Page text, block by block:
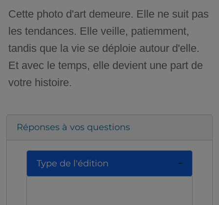
Cette photo d'art demeure. Elle ne suit pas
les tendances. Elle veille, patiemment,
tandis que la vie se déploie autour d'elle.
Et avec le temps, elle devient une part de
votre histoire.
Réponses à vos questions
Type de l'édition